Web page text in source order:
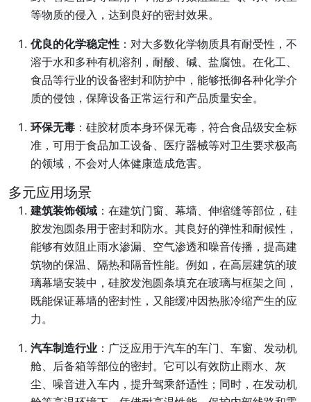
等物质的侵入，达到良好的密封效果。
优良的化学稳定性 ：对大多数化学物质具有耐受性，不
溶于水和多种有机溶剂，耐酸、碱、盐腐蚀。在化工、
食品等行业的设备密封和防护中，能够抵御各种化学介
质的侵蚀，保障设备正常运行和产品质量安全。
环保无毒 ：硅胶材质本身环保无毒，符合食品级安全标
准，可用于食品加工设备、医疗器械等对卫生要求极高
的领域，不会对人体健康造成危害。
多元应用场景
建筑装饰领域 ：在建筑门窗、幕墙、伸缩缝等部位，硅
胶发泡圆条用于密封和防水。其良好的弹性和耐候性，
能够有效阻止雨水渗漏、空气渗透和噪音传播，提高建
筑物的保温、隔热和隔音性能。例如，在高层建筑的玻
璃幕墙安装中，硅胶发泡圆条填充在玻璃与框架之间，
既能保证幕墙的密封性，又能缓冲因热胀冷缩产生的应
力。
汽车制造行业 ：广泛应用于汽车的车门、车窗、发动机
舱、后备箱等部位的密封。它可以有效防止雨水、灰
尘、噪音进入车内，提升驾乘舒适性；同时，在发动机